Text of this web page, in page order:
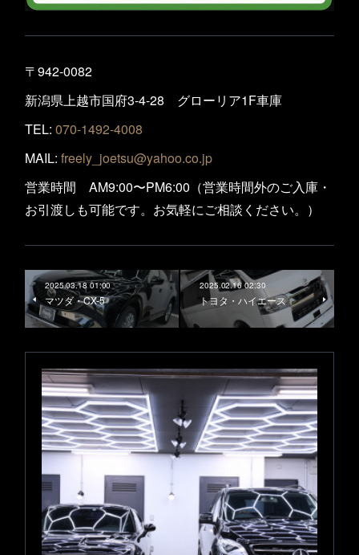
〒942-0082
新潟県上越市国府3-4-28 グローリア1F車庫
TEL: 070-1492-4008
MAIL: freely_joetsu@yahoo.co.jp
営業時間 AM9:00〜PM6:00（営業時間外のご入庫・
お引渡しも可能です。お気軽にご相談ください。）
2025.03.18 01:00
マツダ・CX-5
2025.02.16 02:30
トヨタ・ハイエース